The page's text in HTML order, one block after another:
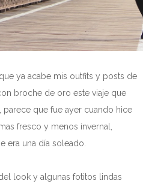
ya acabe mis outfits y posts de
broche de oro este viaje que
parece que fue ayer cuando hice
fresco y menos invernal,
era una día soleado.
look y algunas fotitos lindas